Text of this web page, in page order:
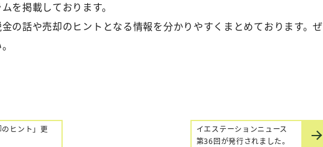
を掲載しております。
の話や売却のヒントとなる情報を分かりやすくまとめております。ぜ
のヒント」更
イエステーションニュース
第36回が発行されました。